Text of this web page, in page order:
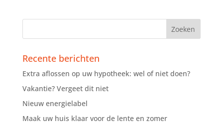
Recente berichten
Extra aflossen op uw hypotheek: wel of niet doen?
Vakantie? Vergeet dit niet
Nieuw energielabel
Maak uw huis klaar voor de lente en zomer